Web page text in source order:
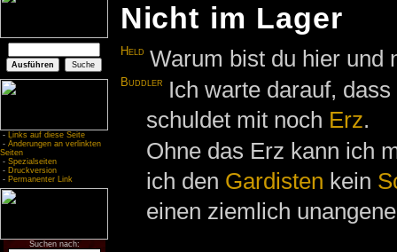
- Links auf diese Seite
- Änderungen an verlinkten
Seiten
- Spezialseiten
- Druckversion
- Permanenter Link
Suchen nach:
Nicht im Lager
Held Warum bist du hier und
Buddler
Ich warte darauf,
schuldet mit noch Erz.
Ohne das Erz kann ich
ich den Gardisten kein
einen ziemlich